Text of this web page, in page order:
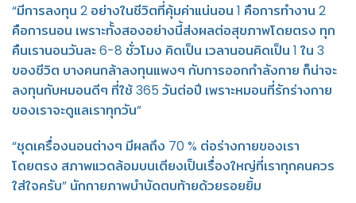
“มีการลงทุน 2 อย่างในชีวิตที่คุ้มค่าแน่นอน 1 คือการทำงาน 2
คือการนอน เพราะทั้งสองอย่างนี้ส่งผลต่อสุขภาพโดยตรง ทุก
คืนเรานอนวันละ 6-8 ชั่วโมง คิดเป็น เวลานอนคิดเป็น 1 ใน 3
ของชีวิต บางคนกล้าลงทุนแพงๆ กับการออกกำลังกาย ก็น่าจะ
ลงทุนกับหมอนดีๆ ที่ใช้ 365 วันต่อปี เพราะหมอนที่รักร่างกาย
ของเราจะดูแลเราทุกวัน”
“ชุดเครื่องนอนต่างๆ มีผลถึง 70 % ต่อร่างกายของเรา
โดยตรง สภาพแวดล้อมบนเตียงเป็นเรื่องใหญ่ที่เราทุกคนควร
ใส่ใจครับ” นักกายภาพบำบัดตบท้ายด้วยรอยยิ้ม